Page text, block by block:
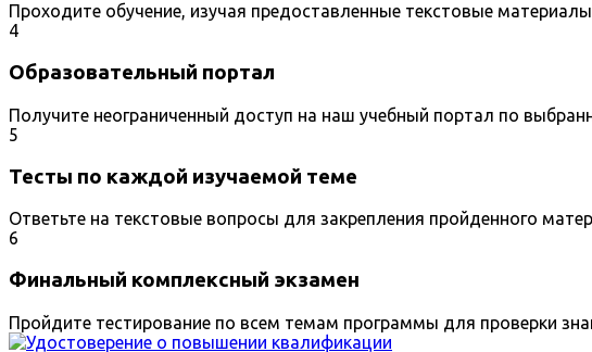
Проходите обучение, изучая предоставленные текстовые
4
Образовательный портал
Получите неограниченный доступ на наш учебный портал по
5
Тесты по каждой изучаемой теме
Ответьте на текстовые вопросы для закрепления пройденного
6
Финальный комплексный экзамен
Пройдите тестирование по всем темам программы для проверки